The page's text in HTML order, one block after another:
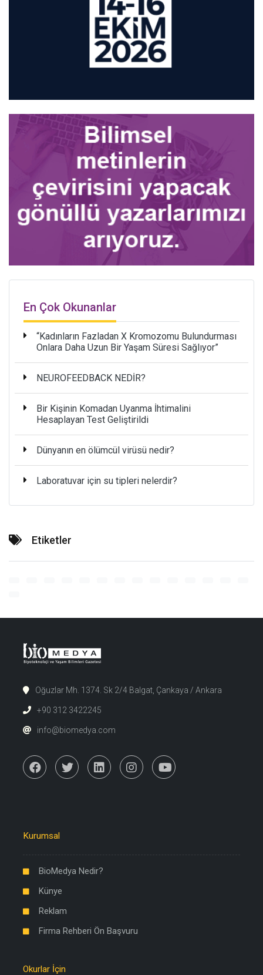
En Çok Okunanlar
“Kadınların Fazladan X Kromozomu Bulundurması
Onlara Daha Uzun Bir Yaşam Süresi Sağlıyor”
NEUROFEEDBACK NEDİR?
Bir Kişinin Komadan Uyanma İhtimalini
Hesaplayan Test Geliştirildi
Dünyanın en ölümcül virüsü nedir?
Laboratuvar için su tipleri nelerdir?
Etiketler
Oğuzlar Mh. 1374. Sk 2/4 Balgat, Çankaya / Ankara
+90 312 3422245
info@biomedya.com
Kurumsal
BioMedya Nedir?
Künye
Reklam
Firma Rehberi Ön Başvuru
Okurlar İçin